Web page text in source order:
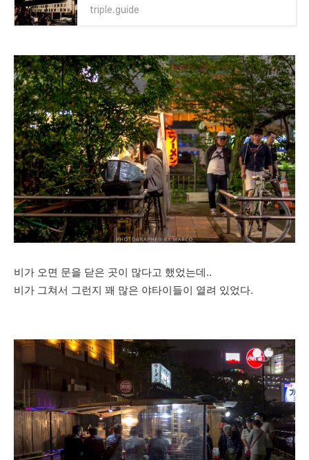
triple.guide
비가 오면 문을 닫은 곳이 많다고 했었는데..
비가 그쳐서 그런지 꽤 많은 야타이들이 열려 있었다.